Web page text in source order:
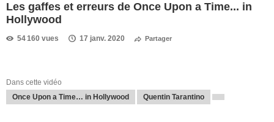
Les gaffes et erreurs de Once Upon a Time... in
Hollywood
54 160 vues 17 janv. 2020 Partager
Dans cette vidéo
Once Upon a Time… in Hollywood
Quentin Tarantino